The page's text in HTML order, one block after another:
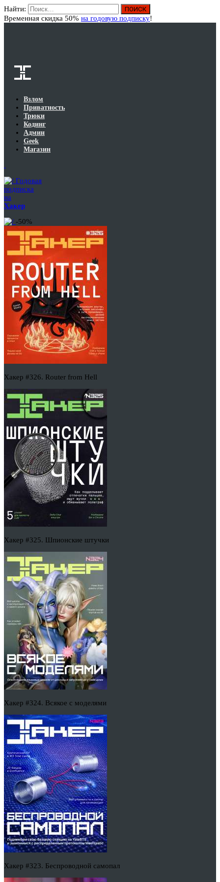
Найти:
Временная скидка 50% на годовую подписку!
Взлом
Приватность
Трюки
Кодинг
Админ
Geek
Магазин
Годовая
подписка
на
Хакер
-50%
Хакер #326. Router from Hell
Хакер #325. Шпионские штучки
Хакер #324. Всякое с моделями
Хакер #323. Беспроводной самопал